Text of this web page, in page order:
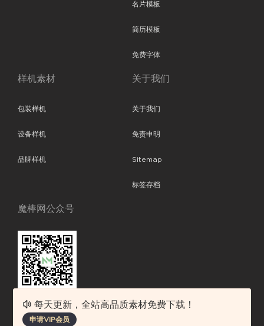
名片模板
简历模板
免费字体
样机素材
包装样机
设备样机
品牌样机
关于我们
关于我们
免责申明
Sitemap
标签存档
魔棒网公众号
魔棒网提供优质设计模板下载，分享优秀的设计。素材包含了APP设计、
每天更新，全站高品质素材免费下载！
申请VIP会员